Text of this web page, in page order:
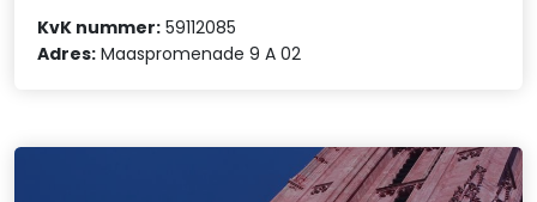
KvK nummer: 59112085
Adres: Maaspromenade 9 A 02